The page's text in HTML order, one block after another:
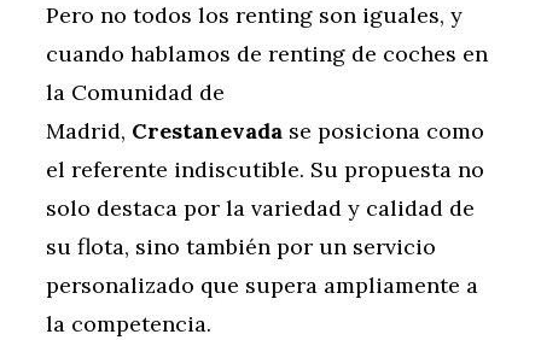
Pero no todos los renting son iguales, y
cuando hablamos de renting de coches en
la Comunidad de
Madrid, Crestanevada se posiciona como
el referente indiscutible. Su propuesta no
solo destaca por la variedad y calidad de
su flota, sino también por un servicio
personalizado que supera ampliamente a
la competencia.